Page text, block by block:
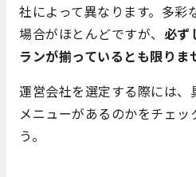
社によって異なります。多彩
場合がほとんどですが、 必ず
ランが揃っているとも限りま
運営会社を選定する際には
メニューがあるのかをチェ
う。